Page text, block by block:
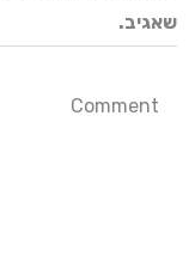
שאגיב.
Comment